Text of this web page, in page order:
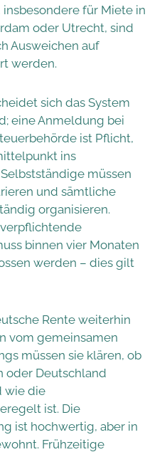
für Miete in
oder Utrecht, sind
Ausweichen auf
werden.
sich das System
eine Anmeldung bei
ist Pflicht,
ins
müssen
und sämtliche
organisieren.
binnen vier Monaten
werden – dies gilt
Rente weiterhin
vom gemeinsamen
müssen sie klären, ob
oder Deutschland
wie die
ist. Die
ist hochwertig, aber in
Frühzeitige